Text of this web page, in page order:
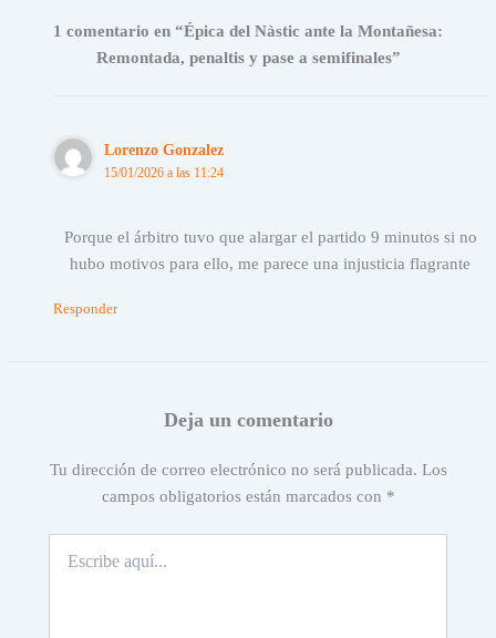
1 comentario en “Épica del Nàstic ante la Montañesa:
Remontada, penaltis y pase a semifinales”
Lorenzo Gonzalez
15/01/2026 a las 11:24
Porque el árbitro tuvo que alargar el partido 9 minutos si no
hubo motivos para ello, me parece una injusticia flagrante
Responder
Deja un comentario
Tu dirección de correo electrónico no será publicada. Los
campos obligatorios están marcados con *
aquí...